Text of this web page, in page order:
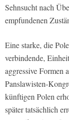
Sehnsucht nach
empfundenen
Eine starke, die
verbindende,
aggressive Formen
Panslawisten-
künftigen Polen
später tatsächlich